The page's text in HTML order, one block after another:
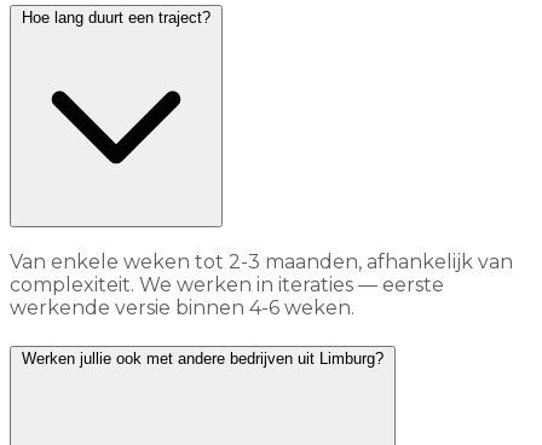
Hoe lang duurt een traject?
Van enkele weken tot 2-3 maanden, afhankelijk van
complexiteit. We werken in iteraties — eerste
werkende versie binnen 4-6 weken.
Werken jullie ook met andere bedrijven uit Limburg?